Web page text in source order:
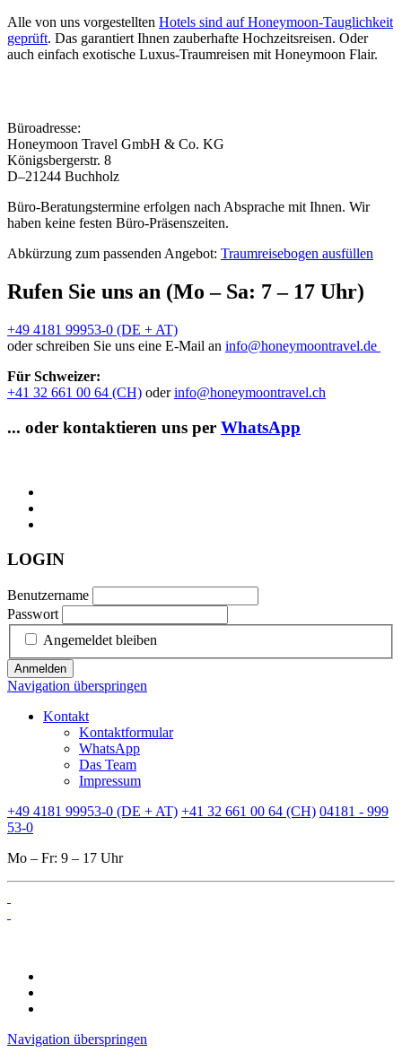
Alle von uns vorgestellten Hotels sind auf Honeymoon-Tauglichkeit
geprüft. Das garantiert Ihnen zauberhafte Hochzeitsreisen. Oder
auch einfach exotische Luxus-Traumreisen mit Honeymoon Flair.
Büroadresse:
Honeymoon Travel GmbH & Co. KG
Königsbergerstr. 8
D–21244 Buchholz
Büro-Beratungstermine erfolgen nach Absprache mit Ihnen. Wir
haben keine festen Büro-Präsenszeiten.
Abkürzung zum passenden Angebot: Traumreisebogen ausfüllen
Rufen Sie uns an (Mo – Sa: 7 – 17 Uhr)
+49 4181 99953-0 (DE + AT)
oder schreiben Sie uns eine E-Mail an info@honeymoontravel.de
Für Schweizer:
+41 32 661 00 64 (CH) oderinfo@honeymoontravel.ch
... oder kontaktieren uns per WhatsApp
LOGIN
Benutzername
Passwort
Angemeldet bleiben
Anmelden
Navigation überspringen
Kontakt
Kontaktformular
WhatsApp
Das Team
Impressum
+49 4181 99953-0 (DE + AT) +41 32 661 00 64 (CH) 04181 - 999
53-0
Mo – Fr: 9 – 17 Uhr
Navigation überspringen